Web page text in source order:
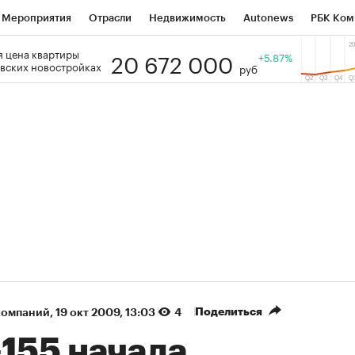
Мероприятия Отрасли Недвижимость Autonews РБК
РБК Образование Тренды
цена квартиры
новостройках
20 672 000 руб
+5.87%
⁠, 19 окт 2009, 13:03 4 Поделиться